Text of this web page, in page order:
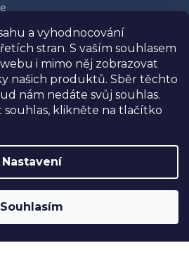
a vyhodnocování
stran. S vaším souhlasem
i mimo něj zobrazovat
našich produktů. Sběr těchto
nám nedáte svůj souhlas.
klikněte na tlačítko
Nastavení
Souhlasím
kódemUSNU10. Navíc
při nákupu nad
.